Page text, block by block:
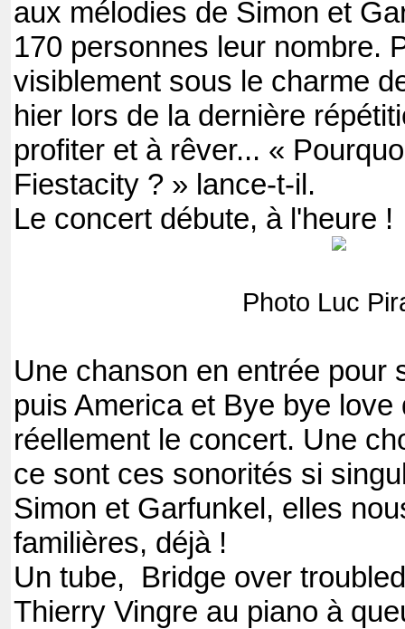
aux mélodies de Simon et
170 personnes leur nombre.
visiblement sous le charme
hier lors de la dernière
profiter et à rêver... «
Fiestacity ? » lance-t-il.
Le concert débute, à l'heure !
Photo Luc
Une chanson en entrée pour
puis America et Bye bye love
réellement le concert. Une
ce sont ces sonorités si
Simon et Garfunkel, elles
familières, déjà !
Un tube, Bridge over
Thierry Vingre au piano à